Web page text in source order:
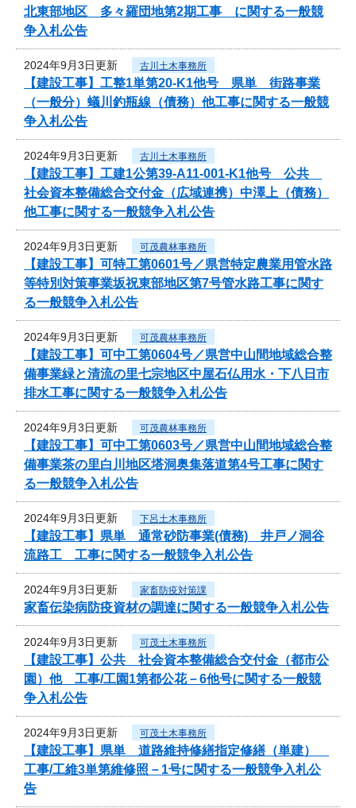
北東部地区 多々羅団地第2期工事 に関する一般競
争入札公告
2024年9月3日更新 古川土木事務所
【建設工事】工整1単第20-K1他号 県単 街路事業
（一般分）蟻川釣瓶線（債務）他工事に関する一般競
争入札公告
2024年9月3日更新 古川土木事務所
【建設工事】工建1公第39-A11-001-K1他号 公共
社会資本整備総合交付金（広域連携）中澤上（債務）
他工事に関する一般競争入札公告
2024年9月3日更新 可茂農林事務所
【建設工事】可特工第0601号／県営特定農業用管水路
等特別対策事業坂祝東部地区第7号管水路工事に関す
る一般競争入札公告
2024年9月3日更新 可茂農林事務所
【建設工事】可中工第0604号／県営中山間地域総合整
備事業緑と清流の里七宗地区中屋石仏用水・下八日市
排水工事に関する一般競争入札公告
2024年9月3日更新 可茂農林事務所
【建設工事】可中工第0603号／県営中山間地域総合整
備事業茶の里白川地区塔洞奥集落道第4号工事に関す
る一般競争入札公告
2024年9月3日更新 下呂土木事務所
【建設工事】県単 通常砂防事業(債務) 井戸ノ洞谷
流路工 工事に関する一般競争入札公告
2024年9月3日更新 家畜防疫対策課
家畜伝染病防疫資材の調達に関する一般競争入札公告
2024年9月3日更新 可茂土木事務所
【建設工事】公共 社会資本整備総合交付金（都市公
園）他 工事/工園1第都公花－6他号に関する一般競
争入札公告
2024年9月3日更新 可茂土木事務所
【建設工事】県単 道路維持修繕指定修繕（単建）
工事/工維3単第維修照－1号に関する一般競争入札公
告